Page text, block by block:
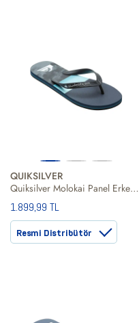
QUIKSILVER
Quiksilver Molokai Panel Erkek Terlik
1.899,99 TL
Resmi Distribütör